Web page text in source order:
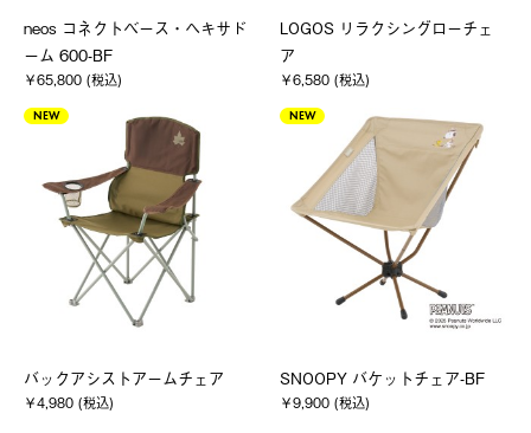
neos コネクトベース・ヘキサド
ーム 600-BF
￥65,800 (税込)
LOGOS リラクシングローチェ
ア
￥6,580 (税込)
NEW
バックアシストアームチェア
￥4,980 (税込)
NEW
SNOOPY バケットチェア-BF
￥9,900 (税込)